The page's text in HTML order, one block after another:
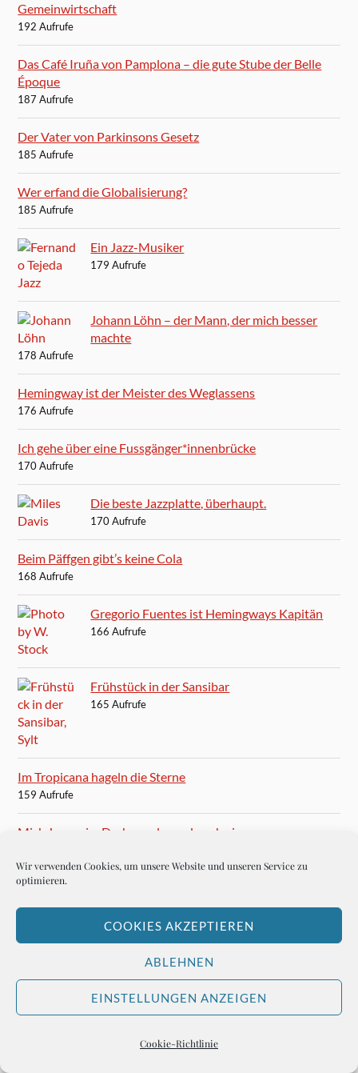
Wir verwenden Cookies, um unsere Website und unseren Service zu
optimieren.
COOKIES AKZEPTIEREN
ABLEHNEN
EINSTELLUNGEN ANZEIGEN
Cookie-Richtlinie
Gemeinwirtschaft
192 Aufrufe
Das Café Iruña von Pamplona – die gute Stube der Belle
Époque
187 Aufrufe
Der Vater von Parkinsons Gesetz
185 Aufrufe
Wer erfand die Globalisierung?
185 Aufrufe
Ein Jazz-Musiker
179 Aufrufe
Johann Löhn – der Mann, der mich besser
machte
178 Aufrufe
Hemingway ist der Meister des Weglassens
176 Aufrufe
Ich gehe über eine Fussgänger*innenbrücke
170 Aufrufe
Die beste Jazzplatte, überhaupt.
170 Aufrufe
Beim Päffgen gibt’s keine Cola
168 Aufrufe
Gregorio Fuentes ist Hemingways Kapitän
166 Aufrufe
Frühstück in der Sansibar
165 Aufrufe
Im Tropicana hageln die Sterne
159 Aufrufe
Mick Jagger im Dschungel – und noch einer
Wie Erwin Barth von Wehrenalp „Mister Sachbuch“ wurde
150 Aufrufe
Lionel Messi lässt die Hose runter
150 Aufrufe
Peter Drucker, der Große